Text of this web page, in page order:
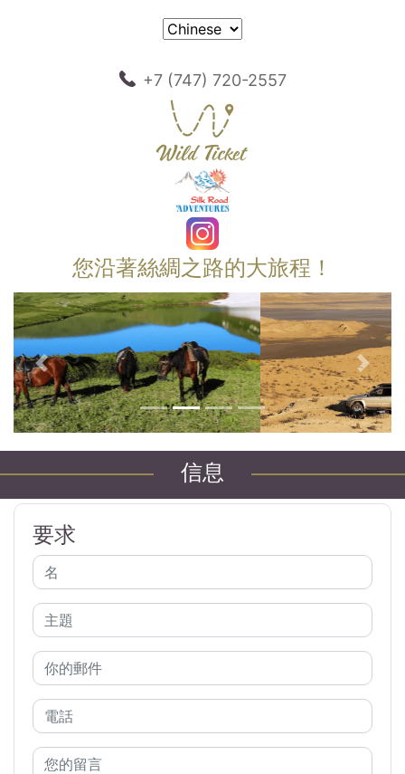
+7 (747) 720-2557
您沿著絲綢之路的大旅程！
以前的 下一個
信息
要求